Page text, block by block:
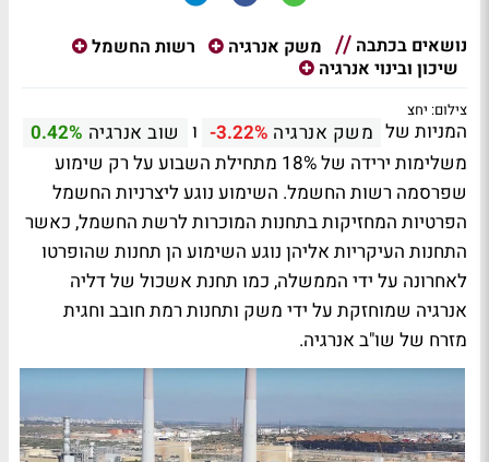
נושאים בכתבה משק אנרגיה
רשות החשמל
שיכון ובינוי אנרגיה
צילום: יחצ
המניות של משק אנרגיה -3.22% ו שוב אנרגיה 0.42%
משלימות ירידה של 18% מתחילת השבוע על רק שימוע
שפרסמה רשות החשמל. השימוע נוגע ליצרניות החשמל
הפרטיות המחזיקות בתחנות המוכרות לרשת החשמל, כאשר
התחנות העיקריות אליהן נוגע השימוע הן תחנות שהופרטו
לאחרונה על ידי הממשלה, כמו תחנת אשכול של דליה
אנרגיה שמוחזקת על ידי משק ותחנות רמת חובב וחגית
מזרח של שו"ב אנרגיה.